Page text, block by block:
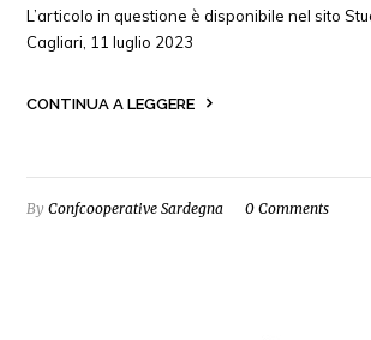
L’articolo in questione è disponibile nel sito
Cagliari, 11 luglio 2023
CONTINUA A LEGGERE
ByConfcooperative Sardegna 0 Comments